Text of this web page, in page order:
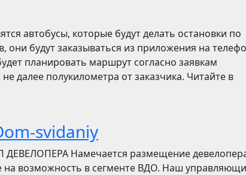
автобусы, которые будут делать остановки по
будут заказываться из приложения на
планировать маршрут согласно заявкам
далее полукилометра от заказчика. Читайте в
svidaniy
Намечается размещение
возможность в сегменте ВДО. Наш